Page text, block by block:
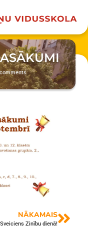
NĀKAMAIS
Sveiciens Zinību dienā!